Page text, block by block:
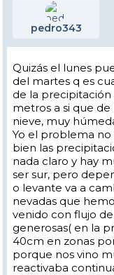
pedro343
Quizás el lunes
del martes q es
de la precipitación
metros a si que
nieve, muy
Yo el problema no
bien las
nada claro y hay
ser sur, pero
o levante va a
nevadas que
venido con flujo
generosas( en la
40cm en zonas
porque nos vino
reactivaba